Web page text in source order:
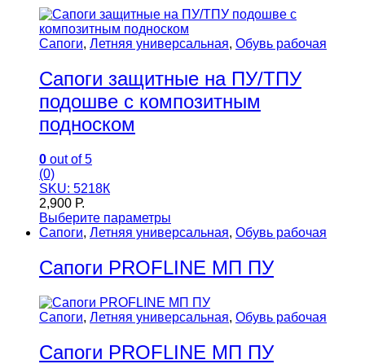
Сапоги, Летняя универсальная, Обувь рабочая
Сапоги защитные на ПУ/ТПУ
подошве с композитным
подноском
0 out of 5
(0)
SKU: 5218К
2,900 Р.
Выберите параметры
Сапоги, Летняя универсальная, Обувь рабочая
Сапоги PROFLINE МП ПУ
Сапоги, Летняя универсальная, Обувь рабочая
Сапоги PROFLINE МП ПУ